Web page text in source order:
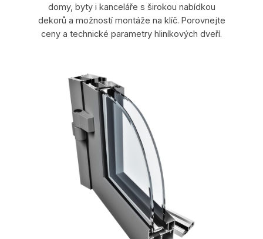
domy, byty i kanceláře s širokou nabídkou
dekorů a možností montáže na klíč. Porovnejte
ceny a technické parametry hliníkových dveří.